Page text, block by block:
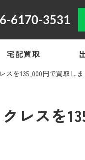
6170-3531
宅配買取
スを135,000円で買取し
レスを